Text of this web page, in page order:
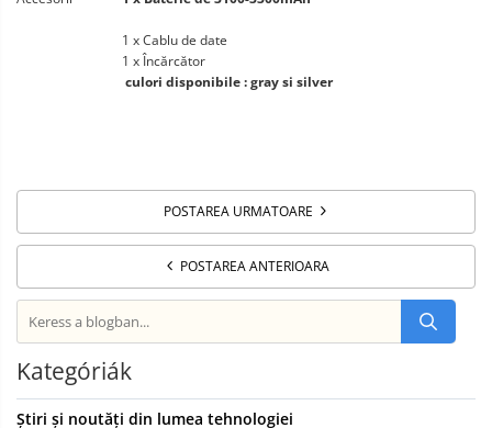
1 x Cablu de date
1 x Încărcător
culori disponibile : gray si silver
POSTAREA URMATOARE
POSTAREA ANTERIOARA
Kategóriák
Știri și noutăți din lumea tehnologiei